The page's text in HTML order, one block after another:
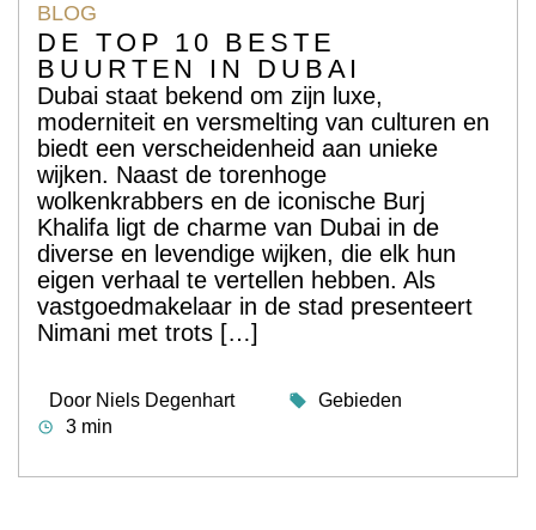
BLOG
DE TOP 10 BESTE
BUURTEN IN DUBAI
Dubai staat bekend om zijn luxe,
moderniteit en versmelting van culturen en
biedt een verscheidenheid aan unieke
wijken. Naast de torenhoge
wolkenkrabbers en de iconische Burj
Khalifa ligt de charme van Dubai in de
diverse en levendige wijken, die elk hun
eigen verhaal te vertellen hebben. Als
vastgoedmakelaar in de stad presenteert
Nimani met trots […]
Door Niels Degenhart
Gebieden
3 min